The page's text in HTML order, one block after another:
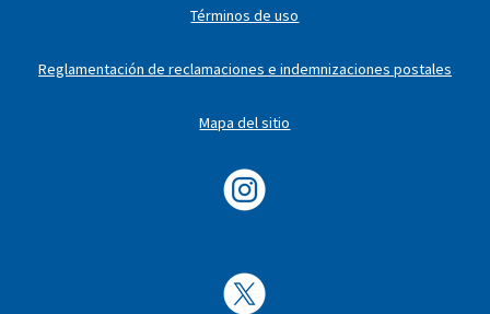
Términos de uso
Reglamentación de reclamaciones e indemnizaciones postales
Mapa del sitio